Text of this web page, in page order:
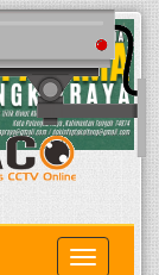
MENU